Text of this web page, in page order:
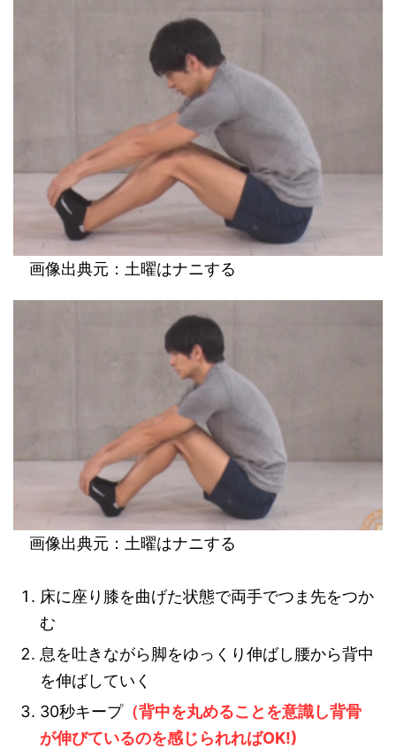
画像出典元：土曜はナニする
画像出典元：土曜はナニする
床に座り膝を曲げた状態で両手でつま先をつか
む
息を吐きながら脚をゆっくり伸ばし腰から背中
を伸ばしていく
30秒キープ（背中を丸めることを意識し背骨
が伸びているのを感じられればOK!)